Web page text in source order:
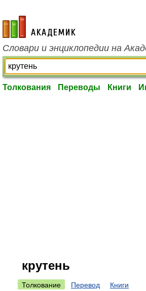
academic.ru
Словари и энциклопедии на
Толкования Переводы Книги
крутень
Толкование Перевод Книги